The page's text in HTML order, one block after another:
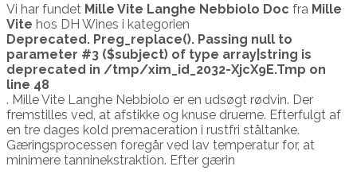
Vi har fundet Mille Vite Langhe Nebbiolo Doc fra Mille
Vite hos DH Wines i kategorien
Deprecated. Preg_replace(). Passing null to
parameter #3 ($subject) of type array|string is
deprecated in /tmp/xim_id_2032-XjcX9E.Tmp on
line 48
. Mille Vite Langhe Nebbiolo er en udsøgt rødvin. Der
fremstilles ved, at afstikke og knuse druerne. Efterfulgt af
en tre dages kold premaceration i rustfri ståltanke.
Gæringsprocessen foregår ved lav temperatur for, at
minimere tanninekstraktion. Efter gærin